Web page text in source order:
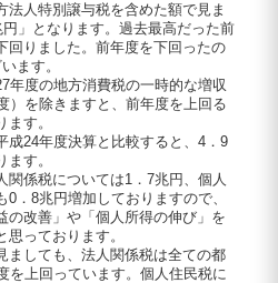
法人特別譲与税を含めた額で見ま
」となります。過去最高だった前
回りました。前年度を下回ったの
ます。
年度の地方消費税の一時的な増収
）を除きますと、前年度を上回る
す。
24年度決算と比較すると、4．9
す。
係税については1．7兆円、個人
0．8兆円増加しておりますので、
の改善」や「個人所得の伸び」を
思っております。
しても、法人関係税は全ての都
を上回っています。個人住民税に